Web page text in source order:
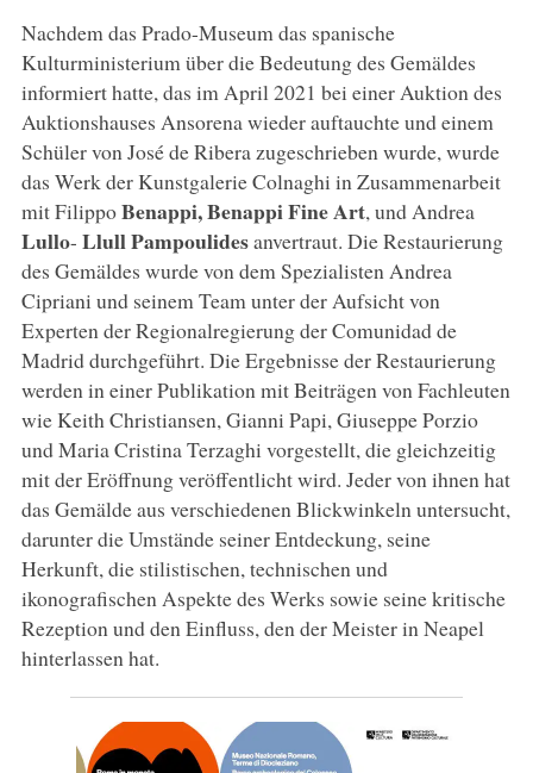
Nachdem das Prado-Museum das spanische
Kulturministerium über die Bedeutung des Gemäldes
informiert hatte, das im April 2021 bei einer Auktion des
Auktionshauses Ansorena wieder auftauchte und einem
Schüler von José de Ribera zugeschrieben wurde, wurde
das Werk der Kunstgalerie Colnaghi in Zusammenarbeit
mit FilippoBenappi, Benappi Fine Art, und Andrea
Lullo- Llull Pampoulidesanvertraut. Die Restaurierung
des Gemäldes wurde von dem Spezialisten Andrea
Cipriani und seinem Team unter der Aufsicht von
Experten der Regionalregierung der Comunidad de
Madrid durchgeführt. Die Ergebnisse der Restaurierung
werden in einer Publikation mit Beiträgen von Fachleuten
wie Keith Christiansen, Gianni Papi, Giuseppe Porzio
und Maria Cristina Terzaghi vorgestellt, die gleichzeitig
mit der Eröffnung veröffentlicht wird. Jeder von ihnen hat
das Gemälde aus verschiedenen Blickwinkeln untersucht,
darunter die Umstände seiner Entdeckung, seine
Herkunft, die stilistischen, technischen und
ikonografischen Aspekte des Werks sowie seine kritische
Rezeption und den Einfluss, den der Meister in Neapel
hinterlassen hat.